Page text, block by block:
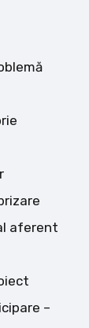
aferent
–